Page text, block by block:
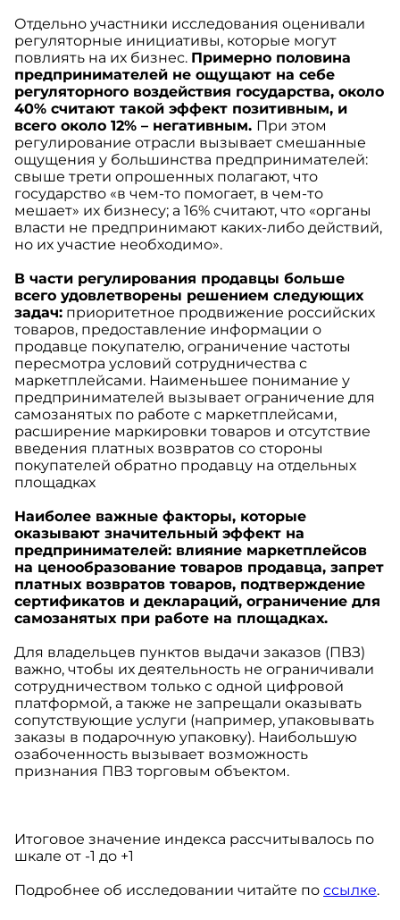
Отдельно участники исследования оценивали
регуляторные инициативы, которые могут
повлиять на их бизнес. Примерно половина
предпринимателей не ощущают на себе
регуляторного воздействия государства, около
40% считают такой эффект позитивным, и
всего около 12% – негативным. При этом
регулирование отрасли вызывает смешанные
ощущения у большинства предпринимателей:
свыше трети опрошенных полагают, что
государство «в чем-то помогает, в чем-то
мешает» их бизнесу; а 16% считают, что «органы
власти не предпринимают каких-либо действий,
но их участие необходимо».
В части регулирования продавцы больше
всего удовлетворены решением следующих
задач: приоритетное продвижение российских
товаров, предоставление информации о
продавце покупателю, ограничение частоты
пересмотра условий сотрудничества с
маркетплейсами. Наименьшее понимание у
предпринимателей вызывает ограничение для
самозанятых по работе с маркетплейсами,
расширение маркировки товаров и отсутствие
введения платных возвратов со стороны
покупателей обратно продавцу на отдельных
площадках
Наиболее важные факторы, которые
оказывают значительный эффект на
предпринимателей: влияние маркетплейсов
на ценообразование товаров продавца, запрет
платных возвратов товаров, подтверждение
сертификатов и деклараций, ограничение для
самозанятых при работе на площадках.
Для владельцев пунктов выдачи заказов (ПВЗ)
важно, чтобы их деятельность не ограничивали
сотрудничеством только с одной цифровой
платформой, а также не запрещали оказывать
сопутствующие услуги (например, упаковывать
заказы в подарочную упаковку). Наибольшую
озабоченность вызывает возможность
признания ПВЗ торговым объектом.
Итоговое значение индекса рассчитывалось по
шкале от -1 до +1
Подробнее об исследовании читайте по ссылке.